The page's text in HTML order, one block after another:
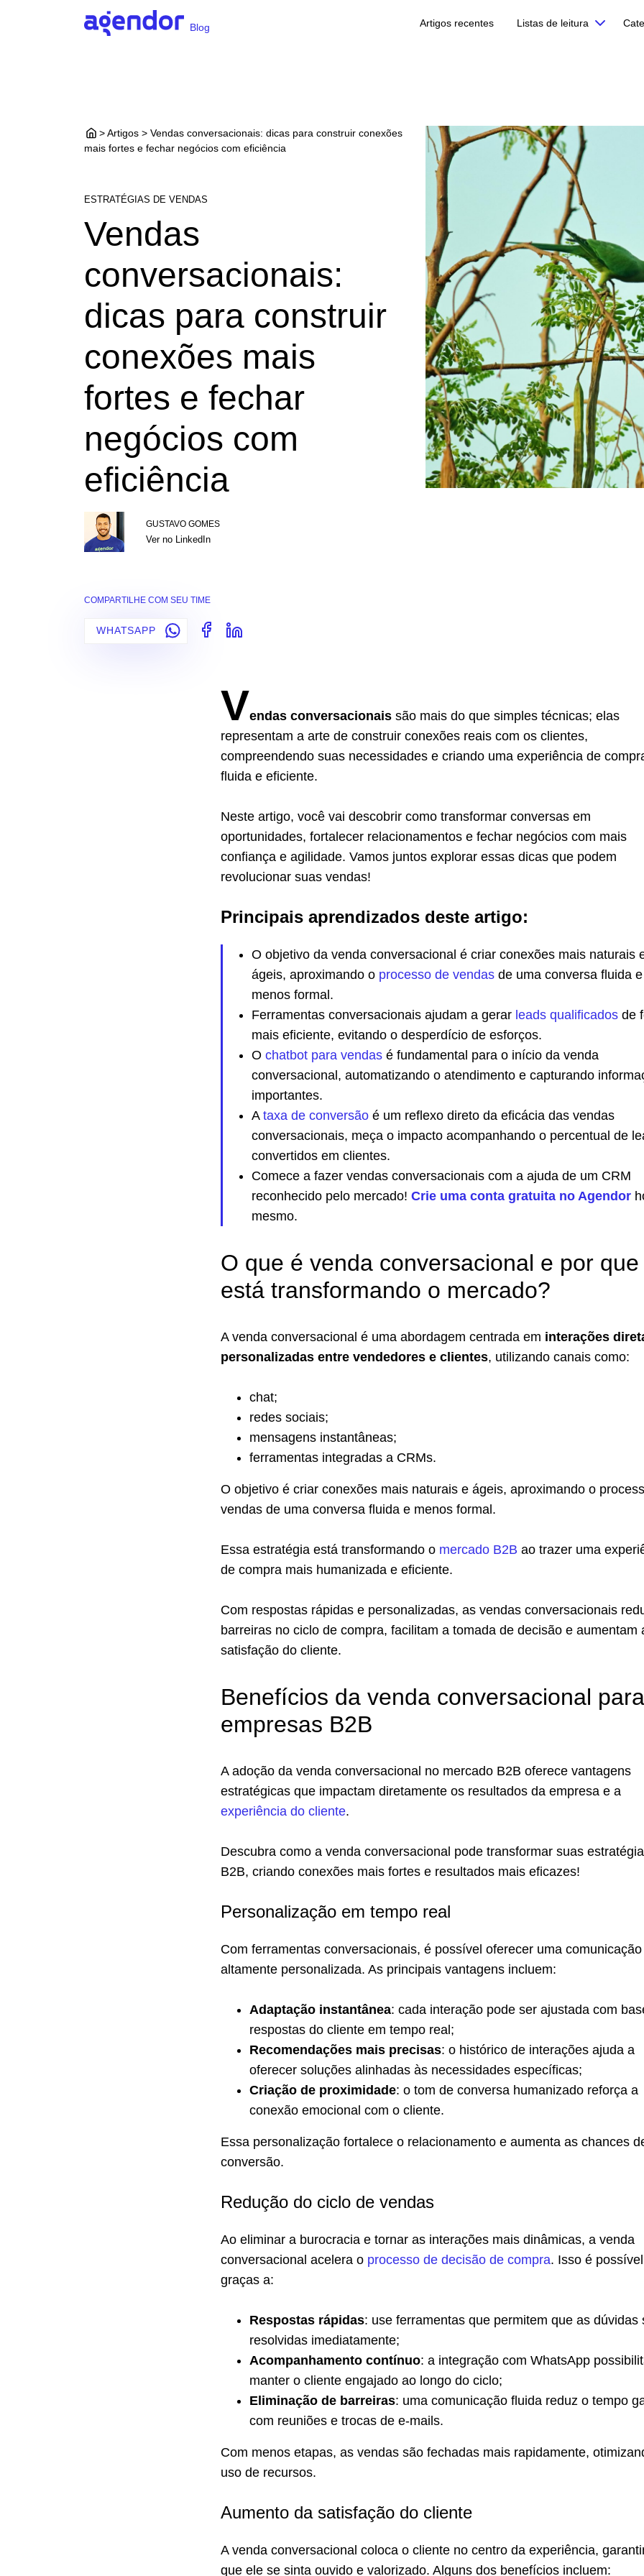
Blog Artigos recentes Listas de leitura
> Artigos > Vendas conversacionais: dicas para construir conexões
mais fortes e fechar negócios com eficiência
ESTRATÉGIAS DE VENDAS
Vendas
conversacionais:
dicas para construir
conexões mais
fortes e fechar
negócios com
eficiência
GUSTAVO GOMES
Ver no LinkedIn
COMPARTILHE COM SEU TIME
WHATSAPP
Vendas conversacionais são mais do que simples técnicas; elas
representam a arte de construir conexões reais com os clientes,
compreendendo suas necessidades e criando uma experiência de
fluida e eficiente.
Neste artigo, você vai descobrir como transformar conversas em
oportunidades, fortalecer relacionamentos e fechar negócios com mais
confiança e agilidade. Vamos juntos explorar essas dicas que podem
revolucionar suas vendas!
Principais aprendizados deste artigo:
O objetivo da venda conversacional é criar conexões mais naturais
ágeis, aproximando o processo de vendas de uma conversa fluida e
menos formal.
Ferramentas conversacionais ajudam a gerar leads qualificados de
mais eficiente, evitando o desperdício de esforços.
O chatbot para vendas é fundamental para o início da venda
conversacional, automatizando o atendimento e capturando
importantes.
A taxa de conversão é um reflexo direto da eficácia das vendas
conversacionais, meça o impacto acompanhando o percentual de
convertidos em clientes.
Comece a fazer vendas conversacionais com a ajuda de um CRM
reconhecido pelo mercado! Crie uma conta gratuita no Agendor
mesmo.
O que é venda conversacional e por
está transformando o mercado?
A venda conversacional é uma abordagem centrada em interações
personalizadas entre vendedores e clientes, utilizando canais como:
chat;
redes sociais;
mensagens instantâneas;
ferramentas integradas a CRMs.
O objetivo é criar conexões mais naturais e ágeis, aproximando o
vendas de uma conversa fluida e menos formal.
Essa estratégia está transformando o mercado B2B ao trazer uma
de compra mais humanizada e eficiente.
Com respostas rápidas e personalizadas, as vendas conversacionais
barreiras no ciclo de compra, facilitam a tomada de decisão e aumentam
satisfação do cliente.
Benefícios da venda conversacional para
empresas B2B
A adoção da venda conversacional no mercado B2B oferece vantagens
estratégicas que impactam diretamente os resultados da empresa e a
experiência do cliente.
Descubra como a venda conversacional pode transformar suas
B2B, criando conexões mais fortes e resultados mais eficazes!
Personalização em tempo real
Com ferramentas conversacionais, é possível oferecer uma comunicação
altamente personalizada. As principais vantagens incluem:
Adaptação instantânea: cada interação pode ser ajustada com
respostas do cliente em tempo real;
Recomendações mais precisas: o histórico de interações ajuda a
oferecer soluções alinhadas às necessidades específicas;
Criação de proximidade: o tom de conversa humanizado reforça a
conexão emocional com o cliente.
Essa personalização fortalece o relacionamento e aumenta as chances
conversão.
Redução do ciclo de vendas
Ao eliminar a burocracia e tornar as interações mais dinâmicas, a venda
conversacional acelera o processo de decisão de compra. Isso é possível
graças a:
Respostas rápidas: use ferramentas que permitem que as dúvidas
resolvidas imediatamente;
Acompanhamento contínuo: a integração com WhatsApp
manter o cliente engajado ao longo do ciclo;
Eliminação de barreiras: uma comunicação fluida reduz o tempo
com reuniões e trocas de e-mails.
Com menos etapas, as vendas são fechadas mais rapidamente,
uso de recursos.
Aumento da satisfação do cliente
A venda conversacional coloca o cliente no centro da experiência,
que ele se sinta ouvido e valorizado. Alguns dos benefícios incluem: